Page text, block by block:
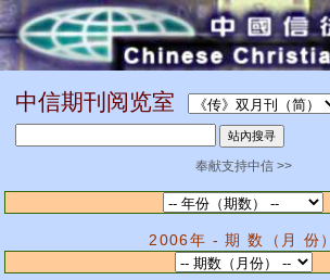
中信期刊阅览室
奉献支持中信 >>
2006年 - 期 数（月 份）